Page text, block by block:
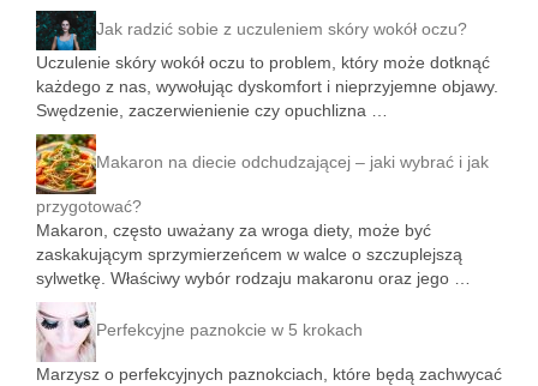
Jak radzić sobie z uczuleniem skóry wokół oczu?
Uczulenie skóry wokół oczu to problem, który może dotknąć
każdego z nas, wywołując dyskomfort i nieprzyjemne objawy.
Swędzenie, zaczerwienienie czy opuchlizna …
Makaron na diecie odchudzającej – jaki wybrać i jak
przygotować?
Makaron, często uważany za wroga diety, może być
zaskakującym sprzymierzeńcem w walce o szczuplejszą
sylwetkę. Właściwy wybór rodzaju makaronu oraz jego …
Perfekcyjne paznokcie w 5 krokach
Marzysz o perfekcyjnych paznokciach, które będą zachwycać